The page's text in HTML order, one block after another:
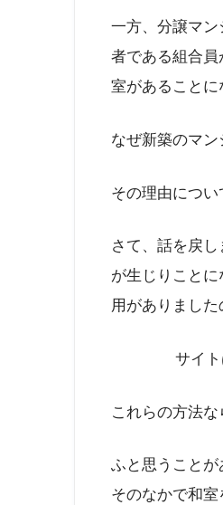
一方、分譲マ
者である組合
室があることに
なぜ新築のマン
その理由につい
さて、話を戻
が生じりこと
用がありました
サイ
これらの方法な
ふと思うことが
そのなかで和